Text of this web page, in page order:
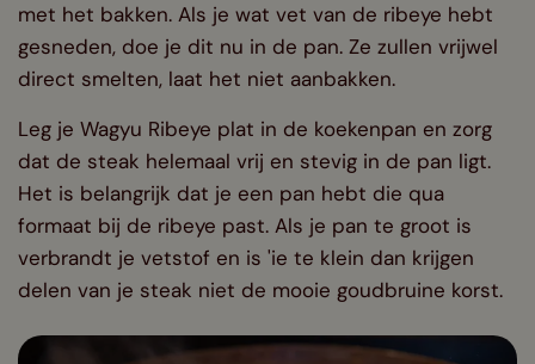
met het bakken. Als je wat vet van de ribeye hebt
gesneden, doe je dit nu in de pan. Ze zullen vrijwel
direct smelten, laat het niet aanbakken.
Leg je Wagyu Ribeye plat in de koekenpan en zorg
dat de steak helemaal vrij en stevig in de pan ligt.
Het is belangrijk dat je een pan hebt die qua
formaat bij de ribeye past. Als je pan te groot is
verbrandt je vetstof en is 'ie te klein dan krijgen
delen van je steak niet de mooie goudbruine korst.